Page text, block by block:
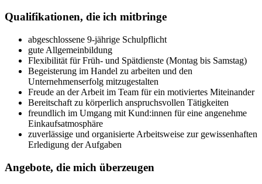
Qualifikationen, die ich mitbringe
abgeschlossene 9-jährige Schulpflicht
gute Allgemeinbildung
Flexibilität für Früh- und Spätdienste (Montag bis Samstag)
Begeisterung im Handel zu arbeiten und den
Unternehmenserfolg mitzugestalten
Freude an der Arbeit im Team für ein motiviertes Miteinander
Bereitschaft zu körperlich anspruchsvollen Tätigkeiten
freundlich im Umgang mit Kund:innen für eine angenehme
Einkaufsatmosphäre
zuverlässige und organisierte Arbeitsweise zur gewissenhaften
Erledigung der Aufgaben
Angebote, die mich überzeugen